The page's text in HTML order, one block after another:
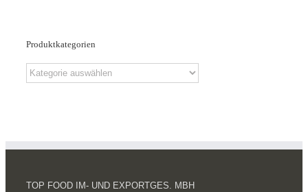
Produktkategorien
TOP FOOD IM- UND EXPORTGES. MBH